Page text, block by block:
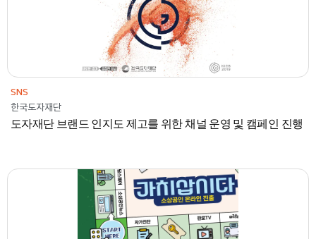
SNS
한국도자재단
도자재단 브랜드 인지도 제고를 위한 채널 운영 및 캠페인 진행
2023-2024
중소기업유통센터